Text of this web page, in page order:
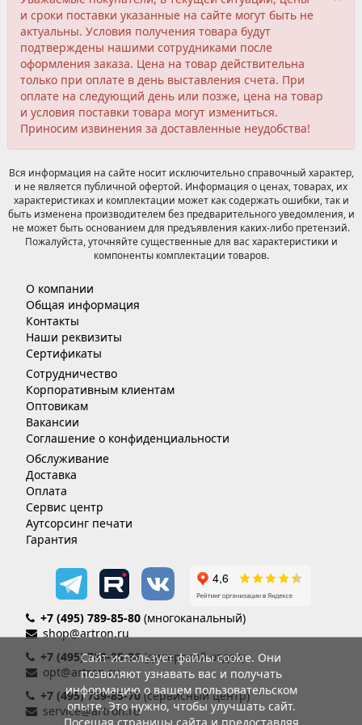
и сроки поставки указанные на сайте могут быть не
актуальны. Условия получения товара будут
подтверждены нашими сотрудниками после
оформления заказа. Цена на товар действительна
только при оплате в день выставления счета. При
оплате на следующий день или позже, цена на товар
и условия поставки товара могут измениться.
Приносим извинения за доставленные неудобства!
Вся информация на сайте носит исключительно справочный характер,
и не является публичной офертой. Информация о ценах, товарах, их
характеристиках и комплектации может как содержать ошибки, так и
быть изменена производителем без предварительного уведомления, и
не может быть основанием для предъявления каких-либо претензий.
Пожалуйста, уточняйте существенные для вас характеристики и
компоненты комплектации товаров.
О компании
Общая информация
Контакты
Наши реквизиты
Сертификаты
Сотрудничество
Корпоративным клиентам
Оптовикам
Вакансии
Соглашение о конфиденциальности
Обслуживание
Доставка
Оплата
Сервис центр
Аутсорсинг печати
Гарантия
+7 (495) 789-85-80 (многоканальный)
shop@artron.ru
+7 (495) 789-85-86(дилерский отдел)
opt@artron.ru
+7 (495) 789-85-70 (сервисный центр)
service@artron.ru
Сайт использует файлы cookie. Они
позволяют узнавать вас и получать
информацию о вашем пользовательском
опыте. Это нужно, чтобы улучшать сайт.